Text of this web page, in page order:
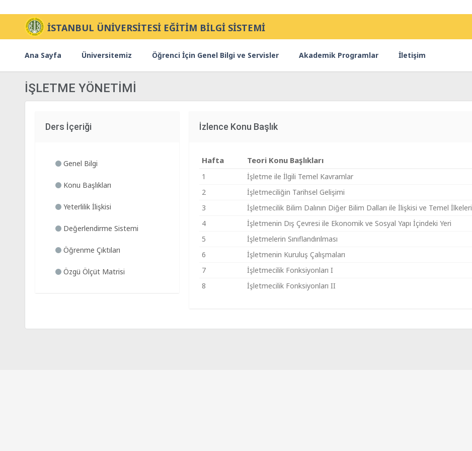
İSTANBUL ÜNİVERSİTESİ EĞİTİM BİLGİ SİSTEMİ
Ana Sayfa Üniversitemiz Öğrenci İçin Genel Bilgi ve Servisler Akademik Programlar İletişim
İŞLETME YÖNETİMİ
Ders İçeriği
Genel Bilgi
Konu Başlıkları
Yeterlilik İlişkisi
Değerlendirme Sistemi
Öğrenme Çıktıları
Özgü Ölçüt Matrisi
İzlence Konu Başlık
Hafta Teori Konu Başlıkları
1
İşletme ile İlgili Temel Kavramlar
2
İşletmeciliğin Tarihsel Gelişimi
3
İşletmecilik Bilim Dalının Diğer Bilim Dalları ile İlişkisi ve Temel İlkeleri
4
İşletmenin Dış Çevresi ile Ekonomik ve Sosyal Yapı İçindeki Yeri
5
İşletmelerin Sınıflandırılması
6
İşletmenin Kuruluş Çalışmaları
7
İşletmecilik Fonksiyonları I
8
İşletmecilik Fonksiyonları II